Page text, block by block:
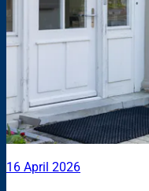
16 April 2026